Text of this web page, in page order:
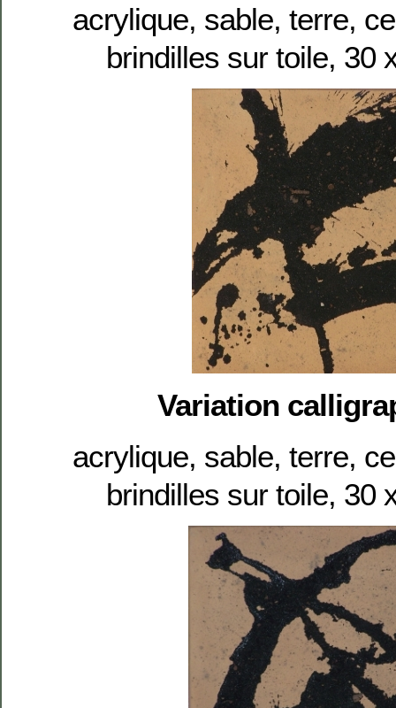
acrylique, sable, terre,
brindilles sur toile, 30
Variation
acrylique, sable, terre,
brindilles sur toile, 30